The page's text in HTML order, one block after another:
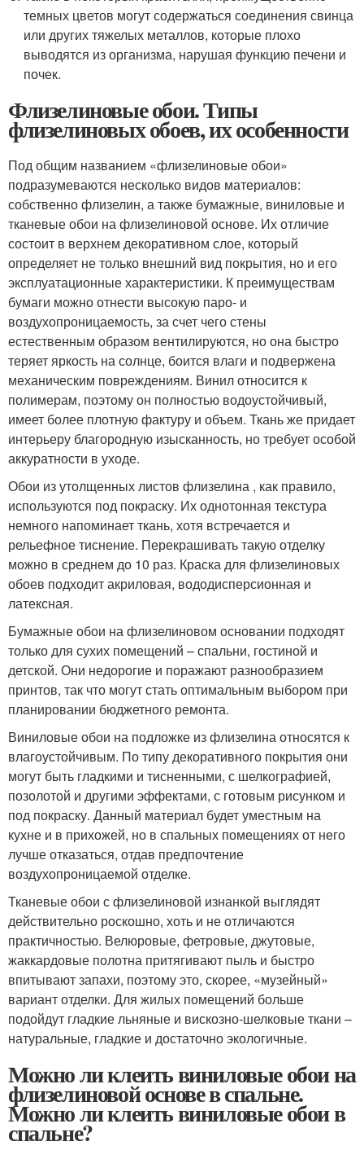
темных цветов могут содержаться соединения свинца
или других тяжелых металлов, которые плохо
выводятся из организма, нарушая функцию печени и
почек.
Флизелиновые обои. Типы
флизелиновых обоев, их особенности
Под общим названием «флизелиновые обои»
подразумеваются несколько видов материалов:
собственно флизелин, а также бумажные, виниловые и
тканевые обои на флизелиновой основе. Их отличие
состоит в верхнем декоративном слое, который
определяет не только внешний вид покрытия, но и его
эксплуатационные характеристики. К преимуществам
бумаги можно отнести высокую паро- и
воздухопроницаемость, за счет чего стены
естественным образом вентилируются, но она быстро
теряет яркость на солнце, боится влаги и подвержена
механическим повреждениям. Винил относится к
полимерам, поэтому он полностью водоустойчивый,
имеет более плотную фактуру и объем. Ткань же придает
интерьеру благородную изысканность, но требует особой
аккуратности в уходе.
Обои из утолщенных листов флизелина , как правило,
используются под покраску. Их однотонная текстура
немного напоминает ткань, хотя встречается и
рельефное тиснение. Перекрашивать такую отделку
можно в среднем до 10 раз. Краска для флизелиновых
обоев подходит акриловая, вододисперсионная и
латексная.
Бумажные обои на флизелиновом основании подходят
только для сухих помещений – спальни, гостиной и
детской. Они недорогие и поражают разнообразием
принтов, так что могут стать оптимальным выбором при
планировании бюджетного ремонта.
Виниловые обои на подложке из флизелина относятся к
влагоустойчивым. По типу декоративного покрытия они
могут быть гладкими и тисненными, с шелкографией,
позолотой и другими эффектами, с готовым рисунком и
под покраску. Данный материал будет уместным на
кухне и в прихожей, но в спальных помещениях от него
лучше отказаться, отдав предпочтение
воздухопроницаемой отделке.
Тканевые обои с флизелиновой изнанкой выглядят
действительно роскошно, хоть и не отличаются
практичностью. Велюровые, фетровые, джутовые,
жаккардовые полотна притягивают пыль и быстро
впитывают запахи, поэтому это, скорее, «музейный»
вариант отделки. Для жилых помещений больше
подойдут гладкие льняные и вискозно-шелковые ткани –
натуральные, гладкие и достаточно экологичные.
Можно ли клеить виниловые обои на
флизелиновой основе в спальне.
Можно ли клеить виниловые обои в
спальне?